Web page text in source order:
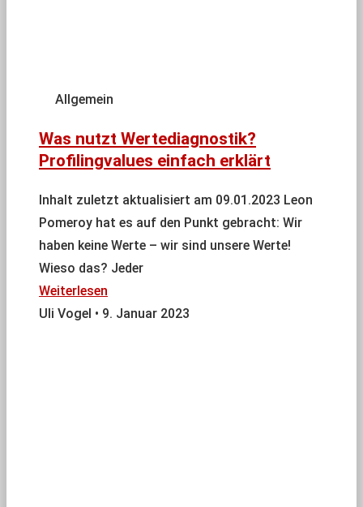
Allgemein
Was nutzt Wertediagnostik?
Profilingvalues einfach erklärt
Inhalt zuletzt aktualisiert am 09.01.2023 Leon
Pomeroy hat es auf den Punkt gebracht: Wir
haben keine Werte – wir sind unsere Werte!
Wieso das? Jeder
Weiterlesen
Uli Vogel
9. Januar 2023